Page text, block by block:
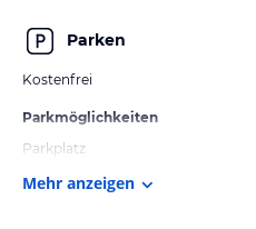
Parken
Kostenfrei
Parkmöglichkeiten
Parkplatz
Mehr anzeigen